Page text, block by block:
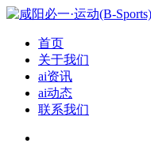
首页
关于我们
ai资讯
ai动态
联系我们